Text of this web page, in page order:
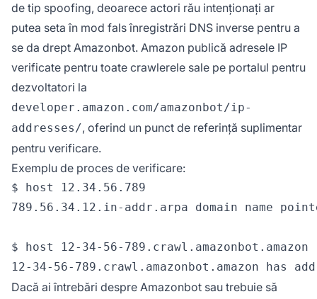
de tip spoofing, deoarece actori rău intenționați ar
putea seta în mod fals înregistrări DNS inverse pentru a
se da drept Amazonbot. Amazon publică adresele IP
verificate pentru toate crawlerele sale pe portalul pentru
dezvoltatori la
developer.amazon.com/amazonbot/ip-
addresses/, oferind un punct de referință suplimentar
pentru verificare.
Exemplu de proces de verificare:
$ host 12.34.56.789
789.56.34.12.in-addr.arpa domain name
$ host 12-34-56-789.crawl.amazonbot.amazon
Dacă ai întrebări despre Amazonbot sau trebuie să